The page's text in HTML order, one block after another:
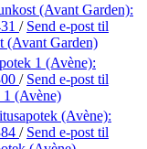
(Avant Garden):
/ Send e-post til
(Avant Garden)
1 (Avène):
/ Send e-post til
(Avène)
(Avène):
/ Send e-post til